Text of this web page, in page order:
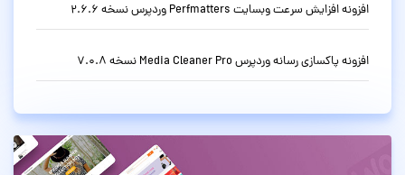
افزونه افزایش سرعت وبسایت Perfmatters وردپرس نسخه 2.6.6
افزونه پاکسازی رسانه وردپرس Media Cleaner Pro نسخه 7.0.8